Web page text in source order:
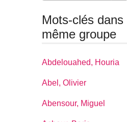
Mots-clés dans
même groupe
Abdelouahed, Houria
Abel, Olivier
Abensour, Miguel